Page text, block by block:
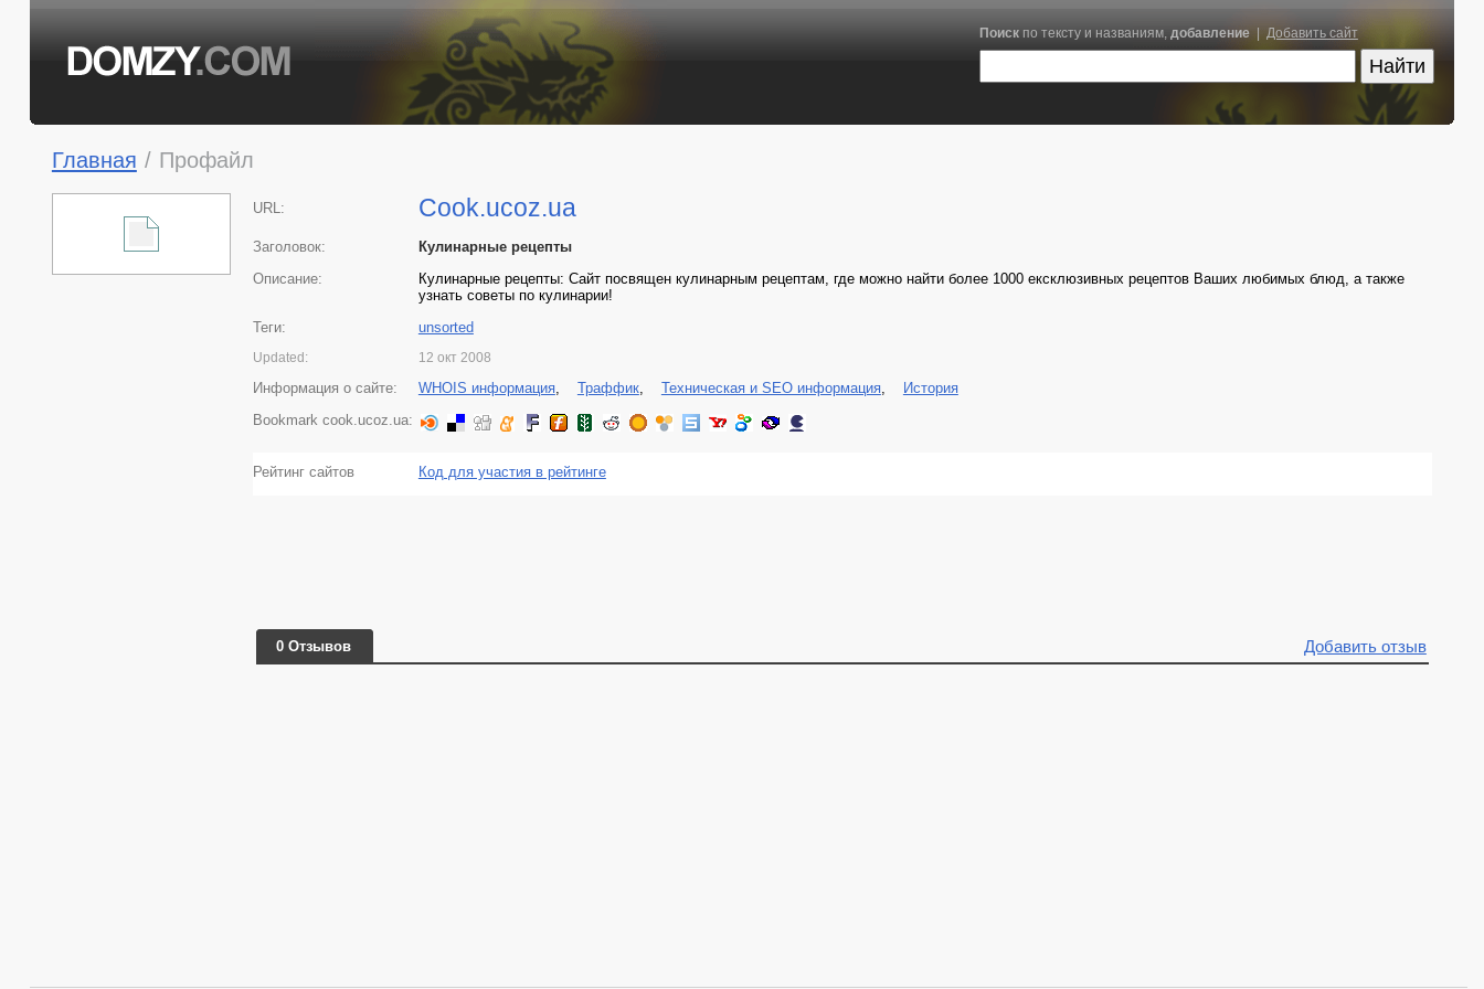
Поискпо тексту и названиям, добавление| Добавить сайт
Главная / Профайл
URL: Cook.ucoz.ua
Заголовок:
Кулинарные рецепты
Описание:
Кулинарные рецепты: Сайт посвящен кулинарным рецептам, где можно найти более 1000 ексклюзивных рецептов Ваших любимых блюд, а также
узнать советы по кулинарии!
Теги:
unsorted
Updated: 12 окт 2008
Информация о сайте: WHOIS информация, Траффик, Техническая и SEO информация,
История
Bookmark cook.ucoz.ua:
Рейтинг сайтов Код для участия в рейтинге
0 Отзывов Добавить отзыв